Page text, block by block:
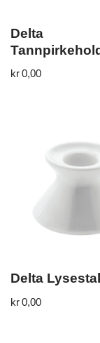
Delta
kr0,00
Delta
kr0,00